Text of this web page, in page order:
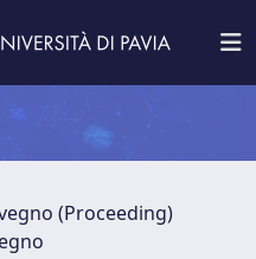
(Proceeding)